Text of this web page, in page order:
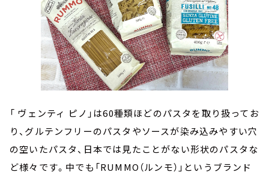
「 ヴェンティ ピノ」は60種類ほどのパスタを取り扱ってお
り、グルテンフリーのパスタやソースが染み込みやすい穴
の空いたパスタ、日本では見たことがない形状のパスタな
ど様々です。中でも「RUMMO（ルンモ）」というブランド